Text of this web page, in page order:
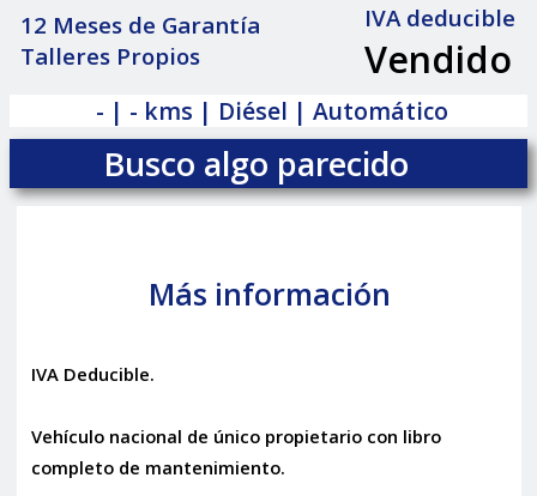
12 Meses de Garantía
Talleres Propios
IVA deducible
Vendido
- | - kms | Diésel | Automático
Busco algo parecido
Más información
IVA Deducible.
Vehículo nacional de único propietario con libro
completo de mantenimiento.